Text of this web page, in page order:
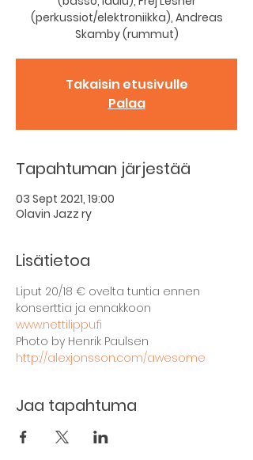
(perkussiot/elektroniikka), Andreas
Skamby (rummut)
Takaisin etusivulle
Palaa
Tapahtuman järjestää
03 Sept 2021, 19:00
Olavin Jazz ry
Lisätietoa
Liput 20/18 € ovelta tuntia ennen
konserttia ja ennakkoon
www.nettilippu.fi
Photo by Henrik Paulsen
http://alexjonsson.com/awesome
Jaa tapahtuma